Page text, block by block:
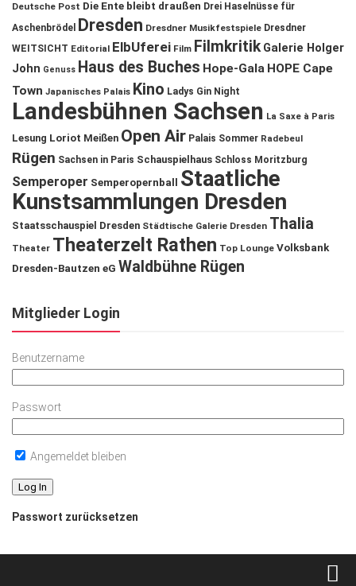
Deutsche Post Die Ente bleibt draußen Drei Haselnüsse für
Aschenbrödel
Dresden Dresdner Musikfestspiele Dresdner
WEITSICHT Editorial ElbUferei Film Filmkritik Galerie Holger
John Genuss Haus des Buches Hope-Gala HOPE Cape
Town Japanisches Palais Kino Ladys Gin Night
Landesbühnen Sachsen La Saxe à Paris
Lesung Loriot Meißen Open Air Palais Sommer Radebeul
Rügen Sachsen in Paris Schauspielhaus Schloss Moritzburg
Semperoper Semperopernball
Staatliche
Kunstsammlungen Dresden
Staatsschauspiel Dresden Städtische Galerie Dresden Thalia
Theater Theaterzelt Rathen Top Lounge Volksbank
Dresden-Bautzen eG Waldbühne Rügen
Mitglieder Login
Benutzername
Passwort
Angemeldet bleiben
Passwort zurücksetzen